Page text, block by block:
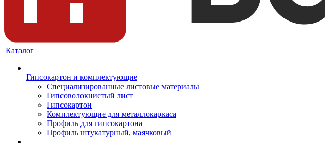
Каталог
Гипсокартон и комплектующие
Специализированные листовые материалы
Гипсоволокнистый лист
Гипсокартон
Комплектующие для металлокаркаса
Профиль для гипсокартона
Профиль штукатурный, маячковый